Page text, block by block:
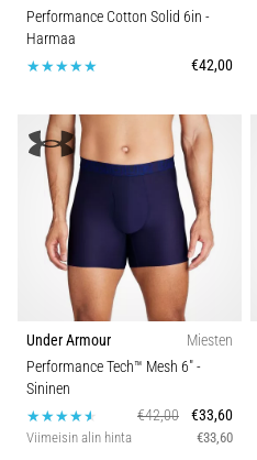
Performance Cotton Solid 6in -
Harmaa
€42,00
Under Armour
Miesten
Performance Tech™ Mesh 6"-
Sininen
€42,00
€33,60
Viimeisin alin hinta €33,60